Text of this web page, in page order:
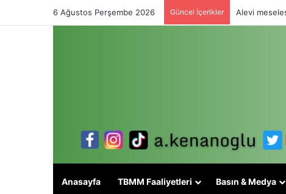
6 Ağustos Perşembe 2026 Güncel İçerikler Alevi
Anasayfa TBMM Faaliyetleri Basın & Medya